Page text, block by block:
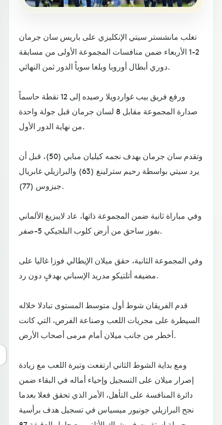
تغلب مانشستر سيتي الإنكليزي على باريس سان جرمان
2-1 الأربعاء ضمن منافسات المجموعة الأولى من مسابقة
دوري أبطال أوروبا وبلغا سوياً الدور ثمن النهائي.
ورفع فريق بيب غواردويلا رصيده إلى 12 نقطة حاسماً
صدارة المجموعة مقابل 8 لسان جرمان قبل جولة واحدة
من نهاية الدور الأول.
وتقدم سان جرمان بهدف نجمه كيليان مبابي (50)، قبل أن
يرد سيتي بواسطة رحيم سترلينغ (63) والبرازيلي غابريال
جيزوس (77).
وفي مباراة ثانية ضمن المجموعة ذاتها، عاد لايبزيغ الألماني
بفوز ساحق من أرض كلوب البلجيكي 5-صفر.
وفي المجموعة الثانية، حقق ميلان الإيطالي فوزا غاليا على
مضيفه أتلتيكو مدريد الإسباني بهدفٍ دون رد.
قدم الفريقان شوط أول متوسط المستوى تبادلا خلاله
السيطرة على مجريات اللعب وصناعة الفرص، التي كانت
أخطر من جانب ميلان أمام مرمى أصحاب الأرض.
ومع بداية الشوط الثاني ارتفعت وتيرة اللعب مع زيادة
إصرار ميلان على التسجيل وإحياء أماله في البقاء ضمن
دائرة المنافسة على التأهل، الأمر الذي تحقق فعلا بعدما
نجح البرازيلي جونيور ميسياس في تسجيل هدف برأسية